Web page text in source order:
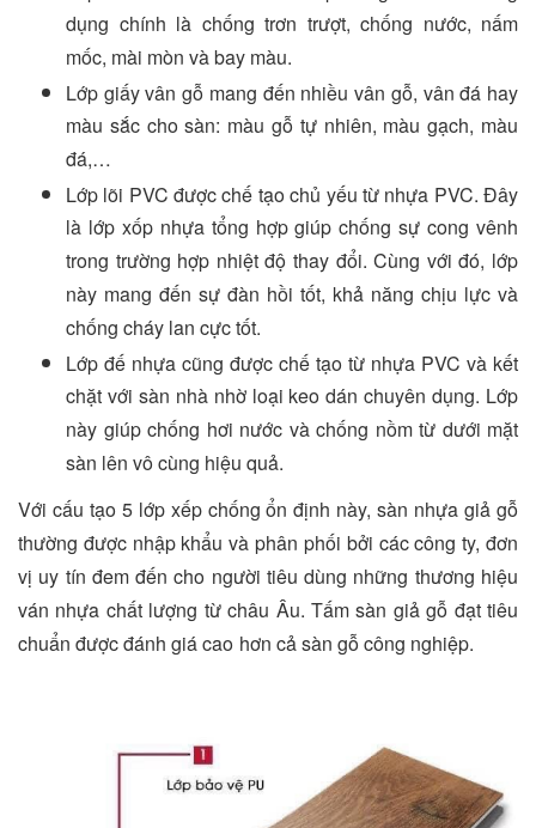
dụng chính là chống trơn trượt, chống nước, nấm
mốc, mài mòn và bay màu.
Lớp giấy vân gỗ mang đến nhiều vân gỗ, vân đá hay
màu sắc cho sàn: màu gỗ tự nhiên, màu gạch, màu
đá,…
Lớp lõi PVC được chế tạo chủ yếu từ nhựa PVC. Đây
là lớp xốp nhựa tổng hợp giúp chống sự cong vênh
trong trường hợp nhiệt độ thay đổi. Cùng với đó, lớp
này mang đến sự đàn hồi tốt, khả năng chịu lực và
chống cháy lan cực tốt.
Lớp đế nhựa cũng được chế tạo từ nhựa PVC và kết
chặt với sàn nhà nhờ loại keo dán chuyên dụng. Lớp
này giúp chống hơi nước và chống nồm từ dưới mặt
sàn lên vô cùng hiệu quả.
Với cấu tạo 5 lớp xếp chống ổn định này, sàn nhựa giả gỗ
thường được nhập khẩu và phân phối bởi các công ty, đơn
vị uy tín đem đến cho người tiêu dùng những thương hiệu
ván nhựa chất lượng từ châu Âu. Tấm sàn giả gỗ đạt tiêu
chuẩn được đánh giá cao hơn cả sàn gỗ công nghiệp.